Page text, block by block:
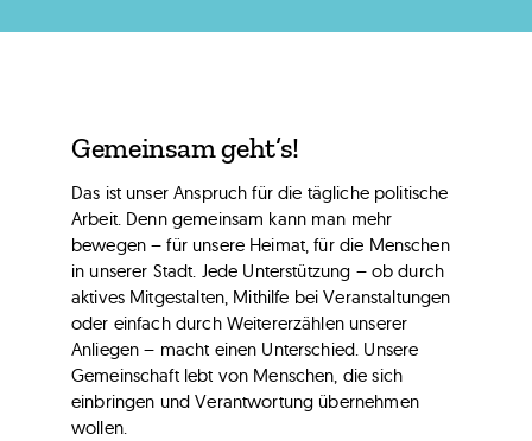
Gemeinsam geht’s!
Das ist unser Anspruch für die tägliche politische
Arbeit. Denn gemeinsam kann man mehr
bewegen – für unsere Heimat, für die Menschen
in unserer Stadt. Jede Unterstützung – ob durch
aktives Mitgestalten, Mithilfe bei Veranstaltungen
oder einfach durch Weitererzählen unserer
Anliegen – macht einen Unterschied. Unsere
Gemeinschaft lebt von Menschen, die sich
einbringen und Verantwortung übernehmen
wollen.